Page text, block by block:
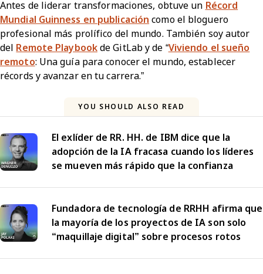
Antes de liderar transformaciones, obtuve un Récord
Mundial Guinness en publicación como el bloguero
profesional más prolífico del mundo. También soy autor
del
Remote Playbookde GitLab y de “Viviendo el sueño
remoto: Una guía para conocer el mundo, establecer
récords y avanzar en tu carrera.”
YOU SHOULD ALSO READ
El exlíder de RR. HH. de IBM dice que la
adopción de la IA fracasa cuando los líderes
se mueven más rápido que la confianza
Fundadora de tecnología de RRHH afirma que
la mayoría de los proyectos de IA son solo
“maquillaje digital” sobre procesos rotos